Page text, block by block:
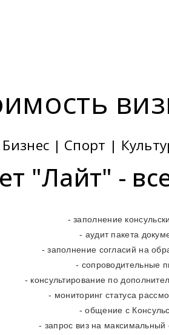
| Спорт |
"Лайт" -
- заполнение
- аудит пакета
- заполнение согласий на
- сопроводительные
- консультирование по
- мониторинг статуса
- общение с
- запрос виз на максимальный